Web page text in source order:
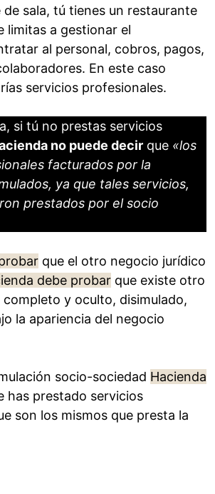
sala, tú tienes un restaurante
limitas a gestionar el
al personal, cobros, pagos,
En este caso
servicios profesionales.
si tú no prestas servicios
no puede decir que «los
facturados por la
ya que tales servicios,
prestados por el socio
que el otro negocio jurídico
debe probar que existe otro
y oculto, disimulado,
la apariencia del negocio
socio-sociedad Hacienda
has prestado servicios
son los mismos que presta la